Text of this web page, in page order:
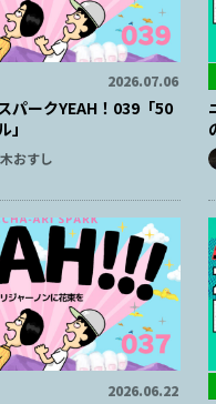
2026.07.06
パークYEAH！039「50
おすし
2026.06.22